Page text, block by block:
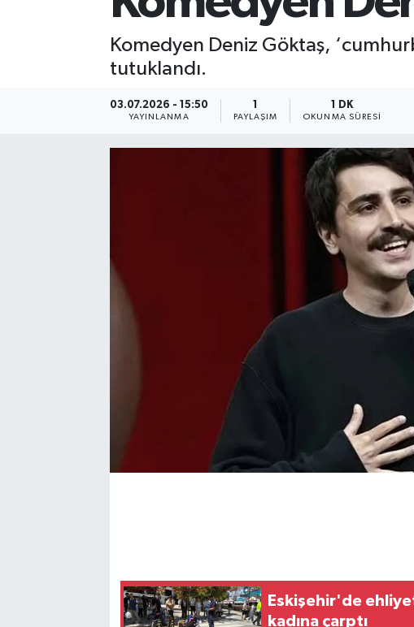
Komedyen Deniz Göktaş,
tutuklandı.
03.07.2026 - 15:50
YAYINLANMA PAYLAŞIM
1 DK
OKUNMA SÜRESI
Eskişehir'de
kadına çarptı